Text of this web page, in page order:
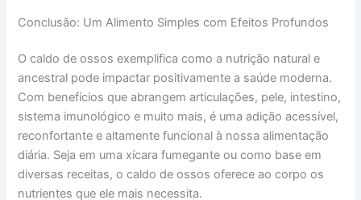
Conclusão: Um Alimento Simples com Efeitos Profundos
O caldo de ossos exemplifica como a nutrição natural e
ancestral pode impactar positivamente a saúde moderna.
Com benefícios que abrangem articulações, pele, intestino,
sistema imunológico e muito mais, é uma adição acessível,
reconfortante e altamente funcional à nossa alimentação
diária. Seja em uma xícara fumegante ou como base em
diversas receitas, o caldo de ossos oferece ao corpo os
nutrientes que ele mais necessita.